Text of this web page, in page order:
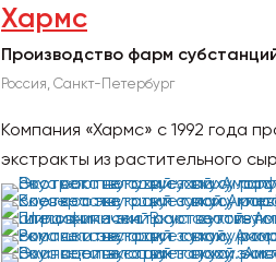
Хармс
Производство фарм
Россия, Санкт-Петербург
Компания «Хармс» с 1992 года
экстракты из растительного